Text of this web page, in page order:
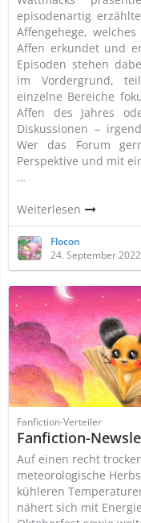
episodenartig
Affengehege,
Affen erkundet und
Episoden stehen
im Vordergrund,
einzelne Bereiche
Affen des Jahres
Diskussionen –
Wer das Forum
Perspektive und mit
…
Weiterlesen
Flocon
24. September 2022
Fanfiction-Verteiler
Fanfiction-
Auf einen recht
meteorologische
kühleren
nähert sich mit